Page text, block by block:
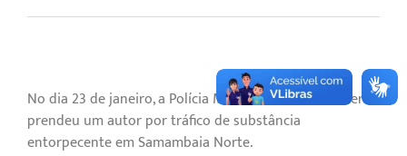
No dia 23 de janeiro, a Polícia Militar do Distrito Federal
prendeu um autor por tráfico de substância
entorpecente em Samambaia Norte.